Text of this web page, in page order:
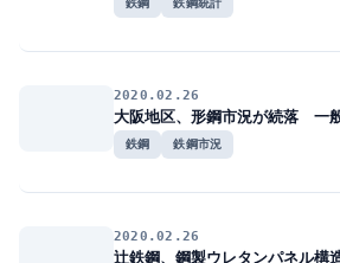
鉄鋼 鉄鋼統計
2020.02.26
大阪地区、形鋼市況が続落 一
鉄鋼 鉄鋼市況
2020.02.26
辻鉄鋼、鋼製ウレタンパネル